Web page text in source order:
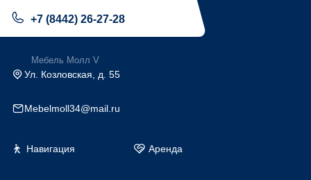
+7 (8442) 26-27-28
Мебель Молл V
Ул. Козловская, д. 55
Mebelmoll34@mail.ru
Навигация Аренда